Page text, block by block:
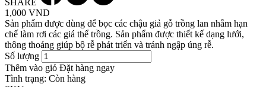
1,000 VND
Sản phẩm được dùng để bọc các chậu giả gỗ trồng lan nhằm hạn
chế làm rơi các giá thể trồng. Sản phẩm được thiết kế dạng lưới,
thông thoáng giúp bộ rễ phát triển và tránh ngập úng rễ.
Số lượng
Thêm vào giỏ Đặt hàng ngay
Tình trạng: Còn hàng